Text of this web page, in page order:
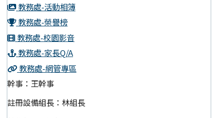
教務處-活動相簿
教務處-榮譽榜
教務處-校園影音
教務處-家長Q/A
教務處-網管專區
幹事：王幹事
註冊設備組長：林組長